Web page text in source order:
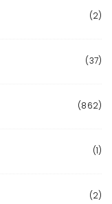
(2)
(37)
(862)
(1)
(2)